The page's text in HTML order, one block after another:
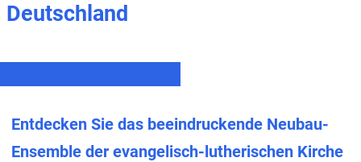
Deutschland
Entdecken Sie das beeindruckende Neubau-
Ensemble der evangelisch-lutherischen Kirche